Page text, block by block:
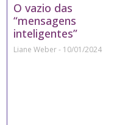
O vazio das
“mensagens
inteligentes”
Liane Weber 10/01/2024